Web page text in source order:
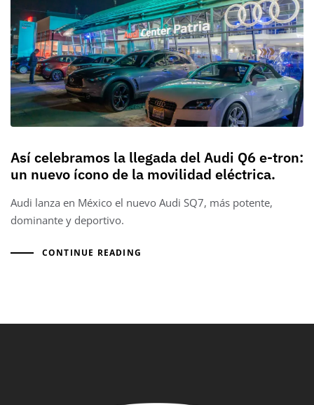
Así celebramos la llegada del Audi Q6 e-tron:
un nuevo ícono de la movilidad eléctrica.
Audi lanza en México el nuevo Audi SQ7, más potente,
dominante y deportivo.
CONTINUE READING